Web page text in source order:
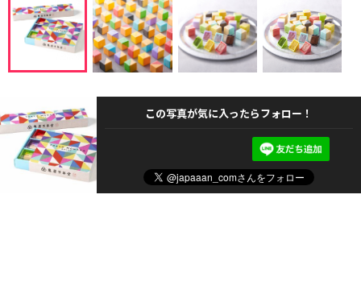
この写真が気に入ったらフォロー！